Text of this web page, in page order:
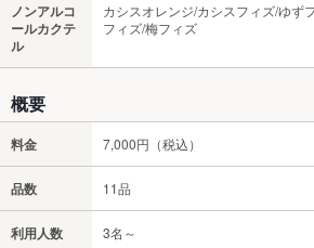
ノンアルコ
ールカクテ
ル
カシスオレンジ/カシスフィズ/ゆず
フィズ/梅フィズ
概要
料金 7,000円（税込）
品数 11品
利用人数 3名～